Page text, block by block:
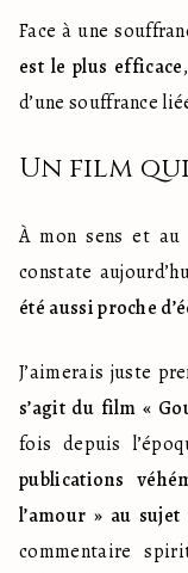
Face à une
est le plus efficace
d’une souffrance
Un film
À mon sens et
constate
été aussi proche
J’aimerais juste
s’agit du film «
fois depuis
publications
l’amour » au
commentaire